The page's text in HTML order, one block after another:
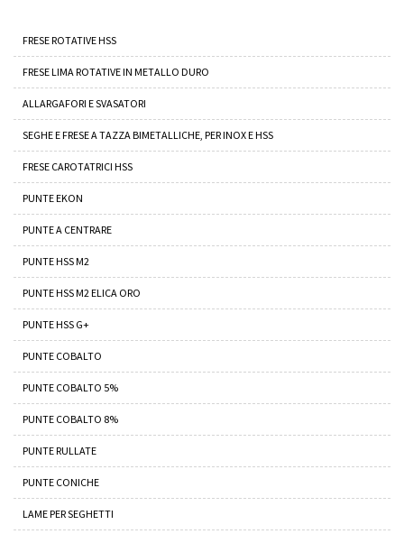
FRESE ROTATIVE HSS
FRESE LIMA ROTATIVE IN METALLO DURO
ALLARGAFORI E SVASATORI
SEGHE E FRESE A TAZZA BIMETALLICHE, PER INOX E HSS
FRESE CAROTATRICI HSS
PUNTE EKON
PUNTE A CENTRARE
PUNTE HSS M2
PUNTE HSS M2 ELICA ORO
PUNTE HSS G+
PUNTE COBALTO
PUNTE COBALTO 5%
PUNTE COBALTO 8%
PUNTE RULLATE
PUNTE CONICHE
LAME PER SEGHETTI